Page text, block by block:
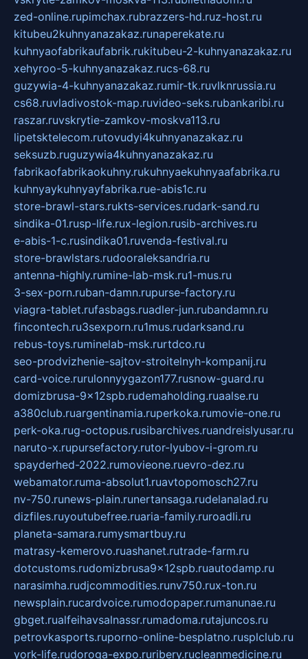
zed-online.rupimchax.rubrazzers-hd.ruz-host.ru
kitubeu2kuhnyanazakaz.runaperekate.ru
kuhnyaofabrikaufabrik.rukitubeu-2-kuhnyanazakaz.ru
xehyroo-5-kuhnyanazakaz.rucs-68.ru
guzywia-4-kuhnyanazakaz.rumir-tk.ruvlknrussia.ru
cs68.ruvladivostok-map.ruvideo-seks.rubankaribi.ru
raszar.ruvskrytie-zamkov-moskva113.ru
lipetsktelecom.rutovudyi4kuhnyanazakaz.ru
seksuzb.ruguzywia4kuhnyanazakaz.ru
fabrikaofabrikaokuhny.rukuhnyaekuhnyaafabrika.ru
kuhnyaykuhnyayfabrika.rue-abis1c.ru
store-brawl-stars.rukts-services.rudark-sand.ru
sindika-01.rusp-life.rux-legion.rusib-archives.ru
e-abis-1-c.rusindika01.ruvenda-festival.ru
store-brawlstars.rudooraleksandria.ru
antenna-highly.rumine-lab-msk.ru1-mus.ru
3-sex-porn.ruban-damn.rupurse-factory.ru
viagra-tablet.rufasbags.ruadler-jun.rubandamn.ru
fincontech.ru3sexporn.ru1mus.rudarksand.ru
rebus-toys.ruminelab-msk.rurtdco.ru
seo-prodvizhenie-sajtov-stroitelnyh-kompanij.ru
card-voice.rurulonnyygazon177.rusnow-guard.ru
domizbrusa-9x12spb.rudemaholding.ruaalse.ru
a380club.ruargentinamia.ruperkoka.rumovie-one.ru
perk-oka.rug-octopus.rusibarchives.ruandreislyusar.ru
naruto-x.rupursefactory.rutor-lyubov-i-grom.ru
spayderhed-2022.rumovieone.ruevro-dez.ru
webamator.ruma-absolut1.ruavtopomosch27.ru
nv-750.runews-plain.runertansaga.rudelanalad.ru
dizfiles.ruyoutubefree.ruaria-family.ruroadli.ru
planeta-samara.rumysmartbuy.ru
matrasy-kemerovo.ruashanet.rutrade-farm.ru
dotcustoms.rudomizbrusa9x12spb.ruautodamp.ru
narasimha.rudjcommodities.runv750.rux-ton.ru
newsplain.rucardvoice.rumodopaper.rumanunae.ru
gbget.rualfeihavsalnassr.rumadoma.rutajuncos.ru
petrovkasports.ruporno-online-besplatno.rusplclub.ru
york-life.rudoroga-expo.ruribery.rucleanmedicine.ru